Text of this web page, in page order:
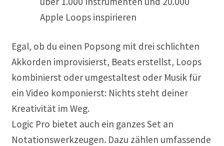
Apple Loops inspirieren
Egal, ob du einen Popsong mit drei schlichten
Akkorden improvisierst, Beats erstellst, Loops
kombinierst oder umgestaltest oder Musik für
ein Video komponierst: Nichts steht deiner
Kreativität im Weg.
Logic Pro bietet auch ein ganzes Set an
Notationswerkzeugen. Dazu zählen umfassende